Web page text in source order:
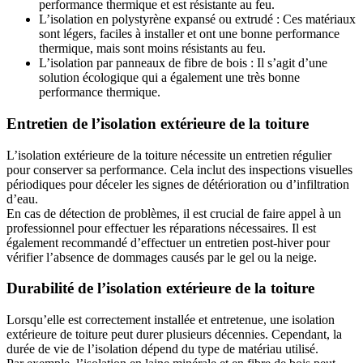
performance thermique et est résistante au feu.
L’isolation en polystyrène expansé ou extrudé : Ces matériaux
sont légers, faciles à installer et ont une bonne performance
thermique, mais sont moins résistants au feu.
L’isolation par panneaux de fibre de bois : Il s’agit d’une
solution écologique qui a également une très bonne
performance thermique.
Entretien de l’isolation extérieure de la toiture
L’isolation extérieure de la toiture nécessite un entretien régulier
pour conserver sa performance. Cela inclut des inspections visuelles
périodiques pour déceler les signes de détérioration ou d’infiltration
d’eau.
En cas de détection de problèmes, il est crucial de faire appel à un
professionnel pour effectuer les réparations nécessaires. Il est
également recommandé d’effectuer un entretien post-hiver pour
vérifier l’absence de dommages causés par le gel ou la neige.
Durabilité de l’isolation extérieure de la toiture
Lorsqu’elle est correctement installée et entretenue, une isolation
extérieure de toiture peut durer plusieurs décennies. Cependant, la
durée de vie de l’isolation dépend du type de matériau utilisé.